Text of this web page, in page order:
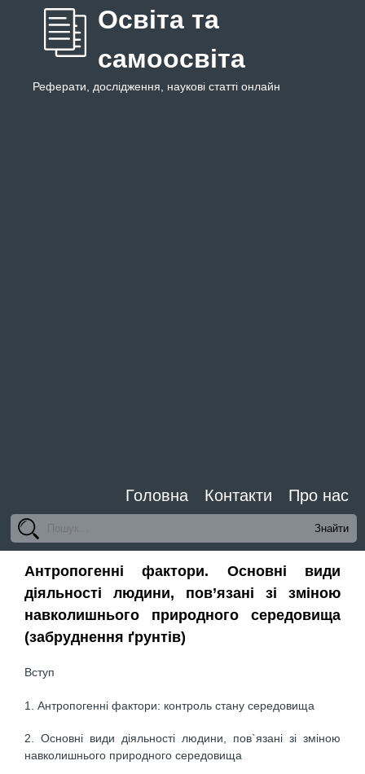
Освіта та
самоосвіта
Реферати, дослідження, наукові статті онлайн
Головна Контакти Про нас
Антропогенні фактори. Основні види
діяльності людини, пов’язані зі зміною
навколишнього природного середовища
(забруднення ґрунтів)
Вступ
1. Антропогенні фактори: контроль стану середовища
2. Основні види діяльності людини, пов`язані зі зміною
навколишнього природного середовища